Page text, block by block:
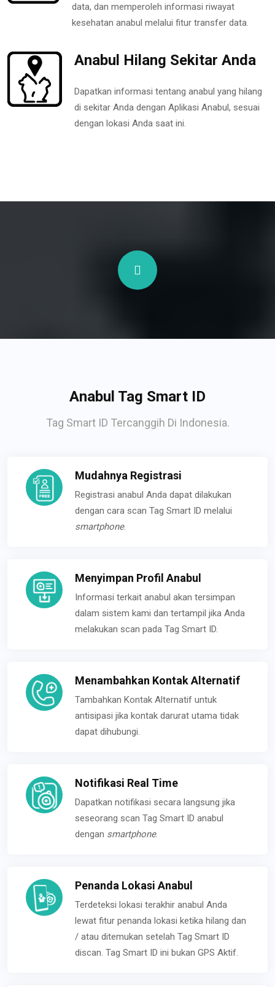
data, dan memperoleh informasi riwayat
kesehatan anabul melalui fitur transfer data.
Anabul Hilang Sekitar Anda
Dapatkan informasi tentang anabul yang hilang
di sekitar Anda dengan Aplikasi Anabul, sesuai
dengan lokasi Anda saat ini.
Anabul Tag Smart ID
Tag Smart ID Tercanggih Di Indonesia.
Mudahnya Registrasi
Registrasi anabul Anda dapat dilakukan
dengan cara scan Tag Smart ID melalui
smartphone.
Menyimpan Profil Anabul
Informasi terkait anabul akan tersimpan
dalam sistem kami dan tertampil jika Anda
melakukan scan pada Tag Smart ID.
Menambahkan Kontak Alternatif
Tambahkan Kontak Alternatif untuk
antisipasi jika kontak darurat utama tidak
dapat dihubungi.
Notifikasi Real Time
Dapatkan notifikasi secara langsung jika
seseorang scan Tag Smart ID anabul
dengan smartphone.
Penanda Lokasi Anabul
Terdeteksi lokasi terakhir anabul Anda
lewat fitur penanda lokasi ketika hilang dan
/ atau ditemukan setelah Tag Smart ID
discan. Tag Smart ID ini bukan GPS Aktif.